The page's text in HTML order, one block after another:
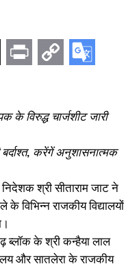
के विरुद्ध चार्जशीट जारी
करेंगें अनुशासनात्मक
श्री सीताराम जाट ने
विभिन्न राजकीय विद्यालयों
ब्लॉक के श्री कन्हैया लाल
और सातलेरा के राजकीय